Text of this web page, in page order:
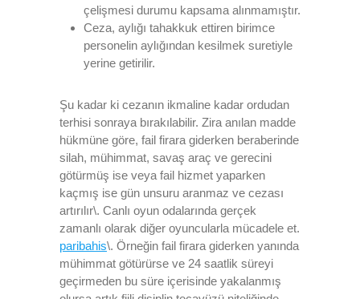
çelişmesi durumu kapsama alınmamıştır.
Ceza, aylığı tahakkuk ettiren birimce
personelin aylığından kesilmek suretiyle
yerine getirilir.
Şu kadar ki cezanın ikmaline kadar ordudan
terhisi sonraya bırakılabilir. Zira anılan madde
hükmüne göre, fail firara giderken beraberinde
silah, mühimmat, savaş araç ve gerecini
götürmüş ise veya fail hizmet yaparken
kaçmış ise gün unsuru aranmaz ve cezası
artırılır\. Canlı oyun odalarında gerçek
zamanlı olarak diğer oyuncularla mücadele et.
paribahis\. Örneğin fail firara giderken yanında
mühimmat götürürse ve 24 saatlik süreyi
geçirmeden bu süre içerisinde yakalanmış